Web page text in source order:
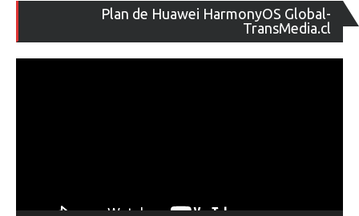
Plan de Huawei HarmonyOS Global-
TransMedia.cl
de